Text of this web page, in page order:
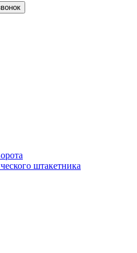
штакетника